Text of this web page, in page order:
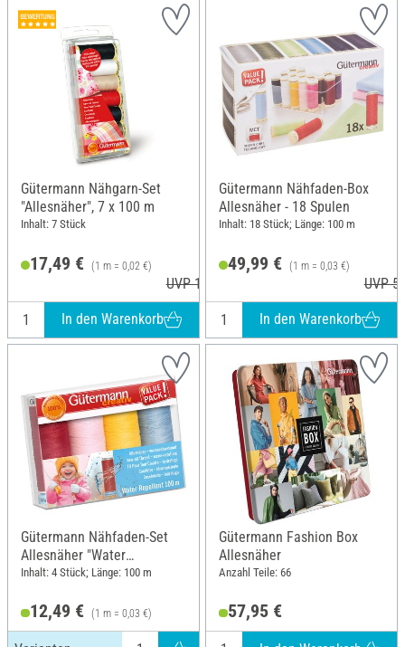
Gütermann Nähgarn-Set
"Allesnäher", 7 x 100 m
Inhalt: 7 Stück
17,49 € (1 m = 0,02 €)
UVP 18,50 €
In den Warenkorb
Gütermann Nähfaden-Box
Allesnäher - 18 Spulen
Inhalt: 18 Stück; Länge: 100 m
49,99 € (1 m = 0,03 €)
UVP
In den Warenkorb
Gütermann Nähfaden-Set
Allesnäher "Water
Repellent"
Inhalt: 4 Stück; Länge: 100 m
12,49 € (1 m = 0,03 €)
Gütermann Fashion Box
Allesnäher
Anzahl Teile: 66
57,95 €